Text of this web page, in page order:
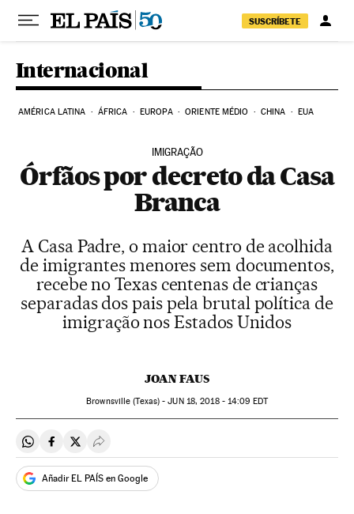
Pular para o conteúdo
SUSCRÍBETE
Internacional
AMÉRICA LATINA ÁFRICA EUROPA ORIENTE MÉDIO CHINA EUA
IMIGRAÇÃO
Órfãos por decreto da Casa
Branca
A Casa Padre, o maior centro de acolhida
de imigrantes menores sem documentos,
recebe no Texas centenas de crianças
separadas dos pais pela brutal política de
imigração nos Estados Unidos
JOAN FAUS
Brownsville (Texas) -JUN18, 2018 - 14:09 EDT
Compartir en Whatsapp
Compartir en Facebook
Compartir en Twitter
Desplegar Redes Sociales
Añadir EL PAÍS en Google